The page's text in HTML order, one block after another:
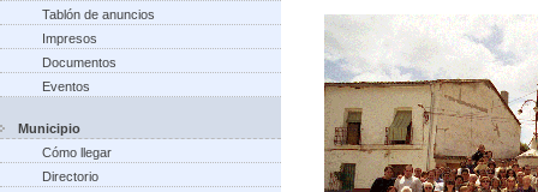
Tablón de anuncios
Impresos
Documentos
Eventos
Municipio
Cómo llegar
Directorio